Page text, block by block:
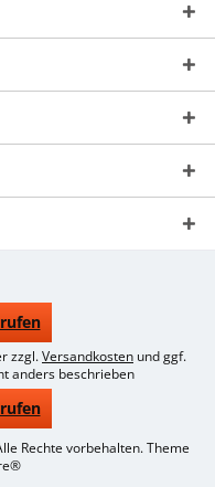
zzgl.Versandkosten und ggf.
anders beschrieben
Rechte vorbehalten. Theme